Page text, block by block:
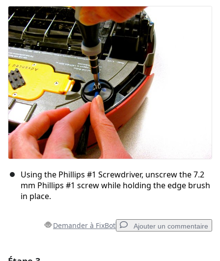
Using the Phillips #1 Screwdriver, unscrew the 7.2
mm Phillips #1 screw while holding the edge brush
in place.
Demander à FixBot Ajouter un commentaire